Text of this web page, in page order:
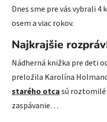
Dnes sme pre vás vybrali
osem a viac rokov.
Najkrajšie
Nádherná knižka pre deti
preložila Karolína
starého otca sú roztomilé
zaspávanie…